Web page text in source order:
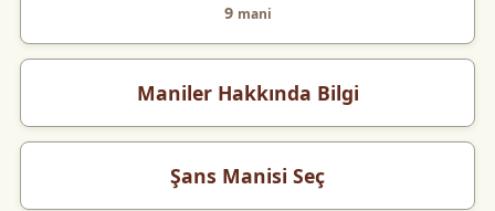
9 mani
Maniler Hakkında Bilgi
Şans Manisi Seç